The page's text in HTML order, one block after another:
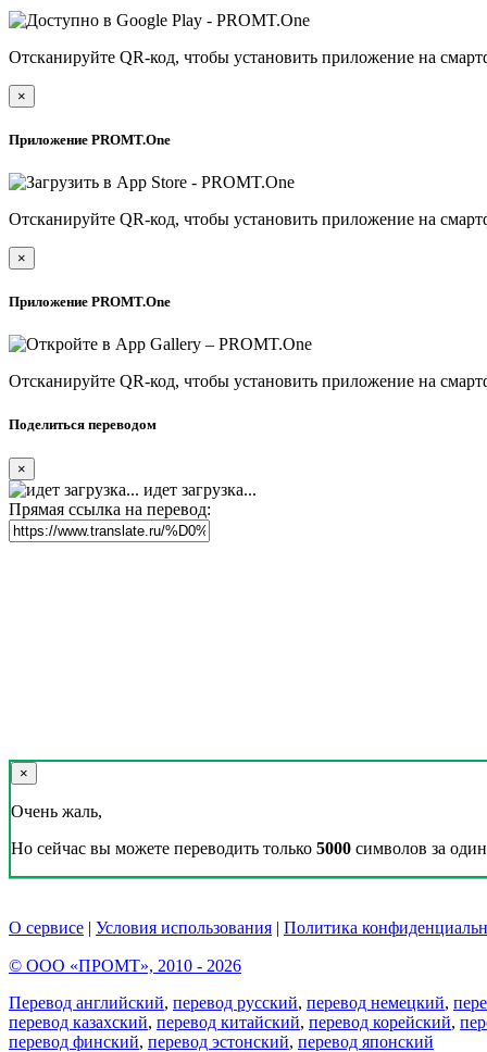
Отсканируйте QR-код, чтобы установить приложение на
×
Приложение PROMT.One
Отсканируйте QR-код, чтобы установить приложение на
×
Приложение PROMT.One
Отсканируйте QR-код, чтобы установить приложение на
Поделиться переводом
×
идет загрузка...
Прямая ссылка на перевод:
×
Очень жаль,
Но сейчас вы можете переводить только 5000 символов за
О сервисе | Условия использования | Политика
© ООО «ПРОМТ», 2010 - 2026
Перевод английский, перевод русский, перевод немецкий,
перевод казахский, перевод китайский, перевод корейский,
перевод финский, перевод эстонский, перевод японский